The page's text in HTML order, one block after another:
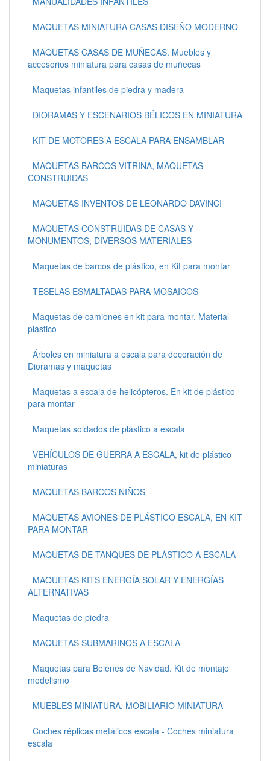
MAQUETAS MINIATURA CASAS DISEÑO MODERNO
MAQUETAS CASAS DE MUÑECAS. Muebles y
accesorios miniatura para casas de muñecas
Maquetas infantiles de piedra y madera
DIORAMAS Y ESCENARIOS BÉLICOS EN MINIATURA
KIT DE MOTORES A ESCALA PARA ENSAMBLAR
MAQUETAS BARCOS VITRINA, MAQUETAS
CONSTRUIDAS
MAQUETAS INVENTOS DE LEONARDO DAVINCI
MAQUETAS CONSTRUIDAS DE CASAS Y
MONUMENTOS, DIVERSOS MATERIALES
Maquetas de barcos de plástico, en Kit para montar
TESELAS ESMALTADAS PARA MOSAICOS
Maquetas de camiones en kit para montar. Material
plástico
Árboles en miniatura a escala para decoración de
Dioramas y maquetas
Maquetas a escala de helicópteros. En kit de plástico
para montar
Maquetas soldados de plástico a escala
VEHÍCULOS DE GUERRA A ESCALA, kit de plástico
miniaturas
MAQUETAS BARCOS NIÑOS
MAQUETAS AVIONES DE PLÁSTICO ESCALA, EN KIT
PARA MONTAR
MAQUETAS DE TANQUES DE PLÁSTICO A ESCALA
MAQUETAS KITS ENERGÍA SOLAR Y ENERGÍAS
ALTERNATIVAS
Maquetas de piedra
MAQUETAS SUBMARINOS A ESCALA
Maquetas para Belenes de Navidad. Kit de montaje
modelismo
MUEBLES MINIATURA, MOBILIARIO MINIATURA
Coches réplicas metálicos escala - Coches miniatura
escala